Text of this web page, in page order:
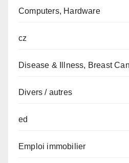
Computers, Hardware
cz
Disease & Illness, Breast
Divers / autres
ed
Emploi immobilier